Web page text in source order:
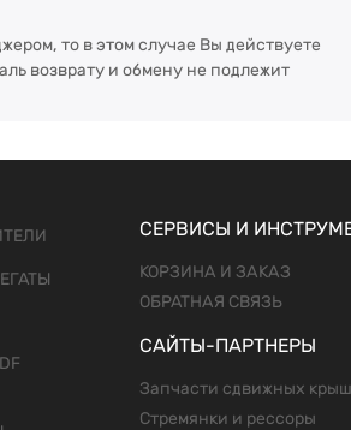
то в этом случае Вы действуете
возврату и обмену не подлежит
СЕРВИСЫ И
КОРЗИНА И ЗАКАЗ
ОБРАТНАЯ СВЯЗЬ
САЙТЫ-ПАРТНЕРЫ
Запчасти сдвижных крыш
Стремянки и рессоры